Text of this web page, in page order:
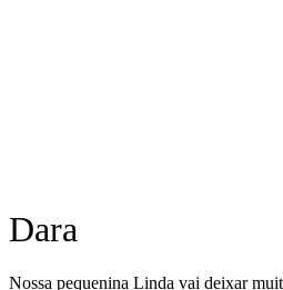
Dara
Nossa pequenina Linda vai deixar